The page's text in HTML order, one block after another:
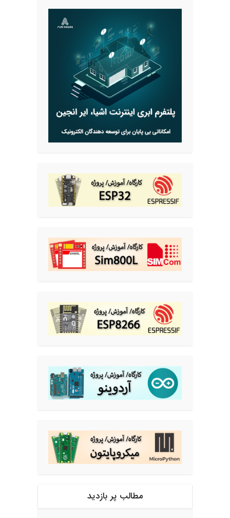
مطالب پر بازدید